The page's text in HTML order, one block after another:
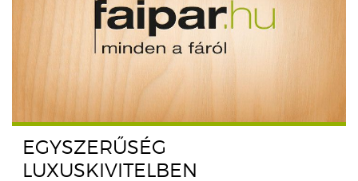
EGYSZERŰSÉG
LUXUSKIVITELBEN